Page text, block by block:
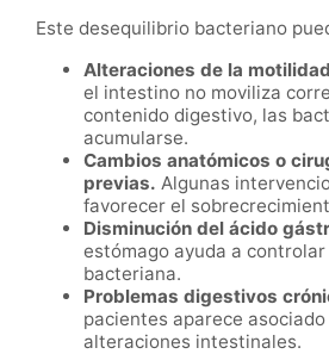
Este desequilibrio bacteriano
Alteraciones de la
el intestino no moviliza
contenido digestivo, las
acumularse.
Cambios anatómicos o
previas. Algunas
favorecer el
Disminución del ácido
estómago ayuda a
bacteriana.
Problemas digestivos
pacientes aparece
alteraciones intestinales.